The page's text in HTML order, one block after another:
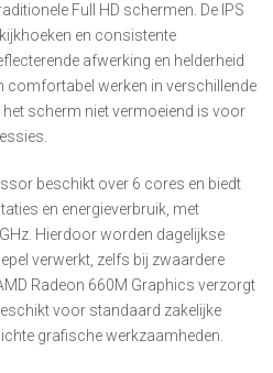
Full HD schermen. De IPS
en consistente
afwerking en helderheid
comfortabel werken in verschillende
scherm niet vermoeiend is voor
beschikt over 6 cores en biedt
en energieverbruik, met
Hierdoor worden dagelijkse
verwerkt, zelfs bij zwaardere
Radeon 660M Graphics verzorgt
voor standaard zakelijke
grafische werkzaamheden.